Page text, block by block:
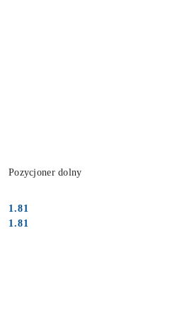
Pozycjoner dolny
Cena:
1.81
Cena:
1.81